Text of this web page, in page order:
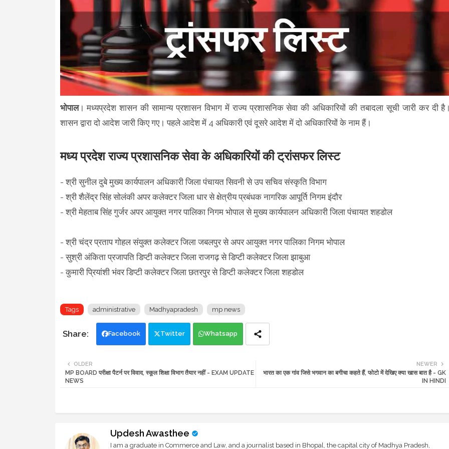
भोपाल। मध्यप्रदेश शासन की सामान्य प्रशासन विभाग में राज्य प्रशासनिक सेवा की अधिकारियों की तबादला सूची जारी कर दी है।
शासन द्वारा दो आदेश जारी किए गए। पहले आदेश में 4 अधिकारी एवं दूसरे आदेश में दो अधिकारियों के नाम हैं।
मध्य प्रदेश राज्य प्रशासनिक सेवा के अधिकारियों की ट्रांसफर लिस्ट
- श्री सुनील दुबे मुख्य कार्यपालन अधिकारी जिला पंचायत सिवनी से उप सचिव संस्कृति विभाग
- श्री शैलेंद्र सिंह सोलंकी अपर कलेक्टर जिला धार से क्षेत्रीय प्रबंधक नागरिक आपूर्ति निगम इंदौर
- श्री मेहताब सिंह गुर्जर अपर आयुक्त नगर पालिका निगम भोपाल से मुख्य कार्यपालन अधिकारी जिला पंचायत शहडोल
- श्री चंद्र प्रताप गोहल संयुक्त कलेक्टर जिला जबलपुर से अपर आयुक्त नगर पालिका निगम भोपाल
- सुश्री अंकिता प्रजापति डिप्टी कलेक्टर जिला राजगढ़ से डिप्टी कलेक्टर जिला झाबुआ
- कुमारी प्रियांशी भंवर डिप्टी कलेक्टर जिला छतरपुर से डिप्टी कलेक्टर जिला शहडोल
Tags administrative Madhyapradesh mp news
Facebook Twitter Whatsapp
NEWER
भारत का एक गांव जिसे भगवान का बगीचा कहते हैं, फोटो में देखिए क्या खास बात है - GK
IN HINDI
OLDER
MP BOARD परीक्षा पैटर्न पर विवाद, स्कूल शिक्षा विभाग तैयार नहीं - EXAM UPDATE
NEWS
Updesh Awasthee
I am a graduate in Commerce and Law, and a journalist based in Bhopal, the capital city of Madhya Pradesh,